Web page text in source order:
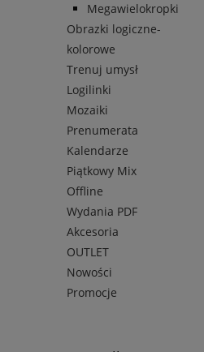
Megawielokropki
Obrazki logiczne-
kolorowe
Trenuj umysł
Logilinki
Mozaiki
Prenumerata
Kalendarze
Piątkowy Mix
Offline
Wydania PDF
Akcesoria
OUTLET
Nowości
Promocje